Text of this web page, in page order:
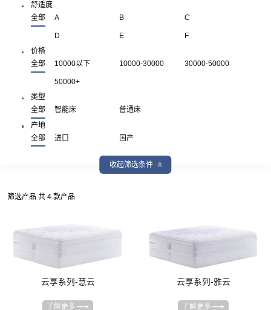
舒适度
全部
A B C
D E
F
价格
全部
10000以下 10000-30000 30000-50000
50000+
类型
全部
智能床
普通床
产地
全部
进口 国产
收起筛选条件
筛选产品 共 4 款产品
云享系列-慧云
了解更多
云享系列-雅云
了解更多